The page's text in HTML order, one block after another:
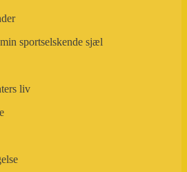
sportselskende sjæl
liv